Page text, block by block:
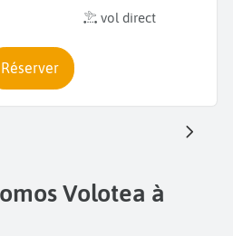
vol direct
Réserver
Volotea à